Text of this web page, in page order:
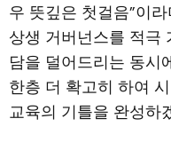
우 뜻깊은 첫걸음”이
상생 거버넌스를 적극
담을 덜어드리는 동시
한층 더 확고히 하여
교육의 기틀을 완성하